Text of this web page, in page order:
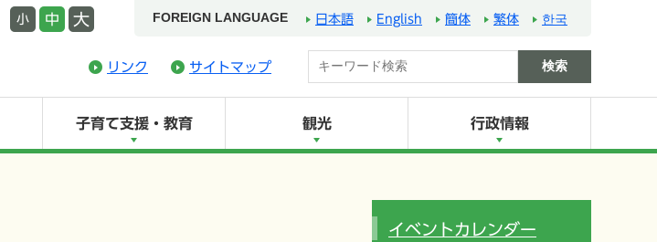
小 中 大 FOREIGN LANGUAGE 日本語 English 簡体 繁体 한국
リンク サイトマップ
子育て支援・教育 観光 行政情報
イベントカレンダー